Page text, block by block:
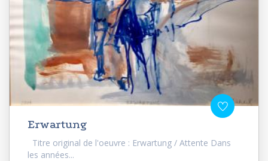
Erwartung
Titre original de l'oeuvre : Erwartung / Attente Dans
les années...